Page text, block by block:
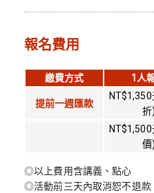
報名費用
繳費方式 1人
提前一週匯款
折)
價)
◎以上費用含講義、點心
◎活動前三天內取消恕不退款